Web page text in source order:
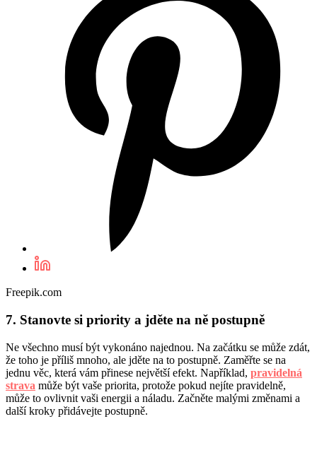
Freepik.com
7. Stanovte si priority a jděte na ně postupně
Ne všechno musí být vykonáno najednou. Na začátku se může zdát,
že toho je příliš mnoho, ale jděte na to postupně. Zaměřte se na
jednu věc, která vám přinese největší efekt. Například, pravidelná
strava může být vaše priorita, protože pokud nejíte pravidelně,
může to ovlivnit vaši energii a náladu. Začněte malými změnami a
další kroky přidávejte postupně.